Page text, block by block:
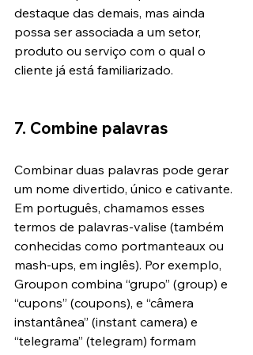
destaque das demais, mas ainda
possa ser associada a um setor,
produto ou serviço com o qual o
cliente já está familiarizado.
7. Combine palavras
Combinar duas palavras pode gerar
um nome divertido, único e cativante.
Em português, chamamos esses
termos de palavras-valise (também
conhecidas como portmanteaux ou
mash-ups, em inglês). Por exemplo,
Groupon combina “grupo” (group) e
“cupons” (coupons), e “câmera
instantânea” (instant camera) e
“telegrama” (telegram) formam